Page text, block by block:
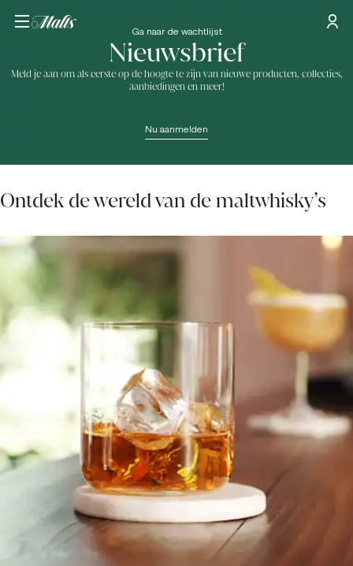
Ga naar de wachtlijst
Nieuwsbrief
Meld je aan om als eerste op de hoogte te zijn van nieuwe producten, collecties,
aanbiedingen en meer!
Nu aanmelden
Ontdek de wereld van de maltwhisky’s